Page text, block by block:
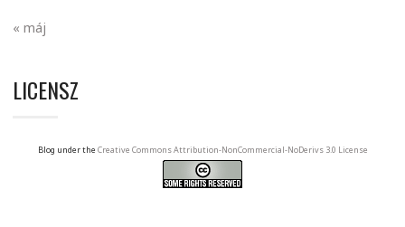
« máj
LICENSZ
Blog under the Creative Commons Attribution-NonCommercial-NoDerivs 3.0 License